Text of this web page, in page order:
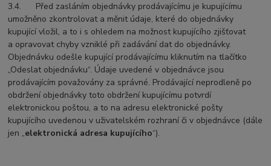
3.4. Před zasláním objednávky prodávajícímu je kupujícímu
umožněno zkontrolovat a měnit údaje, které do objednávky
kupující vložil, a to i s ohledem na možnost kupujícího zjišťovat
a opravovat chyby vzniklé při zadávání dat do objednávky.
Objednávku odešle kupující prodávajícímu kliknutím na tlačítko
„Odeslat objednávku“. Údaje uvedené v objednávce jsou
prodávajícím považovány za správné. Prodávající neprodleně po
obdržení objednávky toto obdržení kupujícímu potvrdí
elektronickou poštou, a to na adresu elektronické pošty
kupujícího uvedenou v uživatelském rozhraní či v objednávce (dále
jen „elektronická adresa kupujícího“).